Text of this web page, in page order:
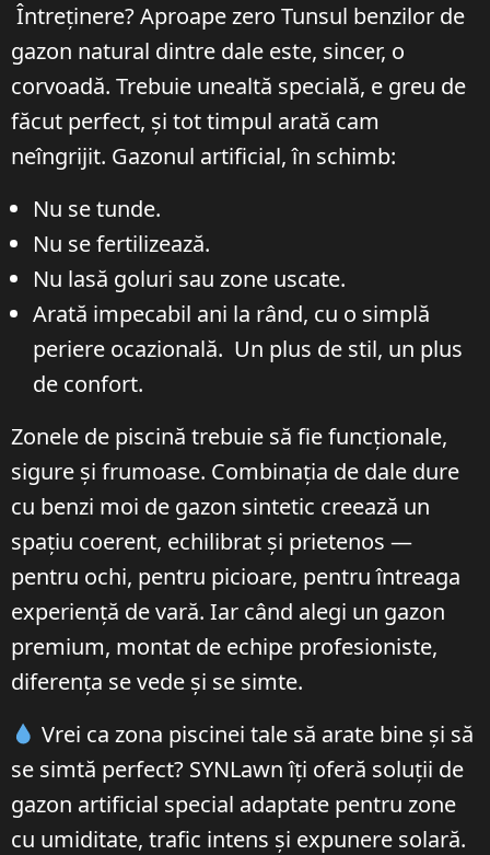
Întreținere? Aproape zero Tunsul benzilor de
gazon natural dintre dale este, sincer, o
corvoadă. Trebuie unealtă specială, e greu de
făcut perfect, și tot timpul arată cam
neîngrijit. Gazonul artificial, în schimb:
Nu se tunde.
Nu se fertilizează.
Nu lasă goluri sau zone uscate.
Arată impecabil ani la rând, cu o simplă
periere ocazională. Un plus de stil, un plus
de confort.
Zonele de piscină trebuie să fie funcționale,
sigure și frumoase. Combinația de dale dure
cu benzi moi de gazon sintetic creează un
spațiu coerent, echilibrat și prietenos —
pentru ochi, pentru picioare, pentru întreaga
experiență de vară. Iar când alegi un gazon
premium, montat de echipe profesioniste,
diferența se vede și se simte.
Vrei ca zona piscinei tale să arate bine și să
se simtă perfect? SYNLawn îți oferă soluții de
gazon artificial special adaptate pentru zone
cu umiditate, trafic intens și expunere solară.